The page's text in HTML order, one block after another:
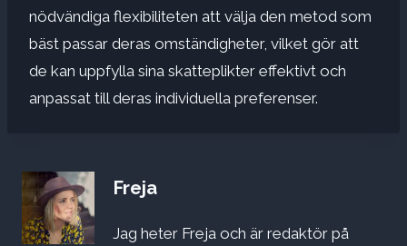
nödvändiga flexibiliteten att välja den metod som
bäst passar deras omständigheter, vilket gör att
de kan uppfylla sina skatteplikter effektivt och
anpassat till deras individuella preferenser.
Freja
Jag heter Freja och är redaktör på